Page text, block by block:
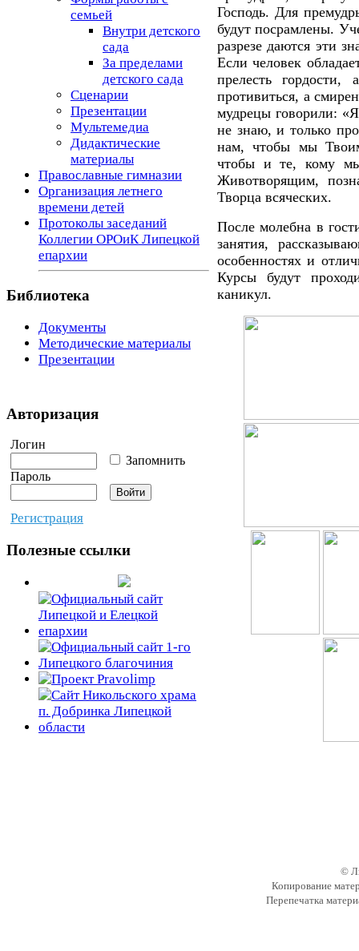
семьей
Внутри детского
сада
За пределами
детского сада
Сценарии
Презентации
Мультемедиа
Дидактические
материалы
Православные гимназии
Организация летнего
времени детей
Протоколы заседаний
Коллегии ОРОиК Липецкой
епархии
Библиотека
Документы
Методические материалы
Презентации
Авторизация
Логин
Запомнить
Пароль
Регистрация
Полезные ссылки
Господь. Для
будут посрамлены.
разрезе даются эти
Если человек
прелесть
противиться, а
мудрецы говорили:
не знаю, и только
нам, чтобы мы
чтобы и те, кому
Животворящим,
Творца всяческих.
После молебна в
занятия,
особенностях и
Курсы будут
каникул.
©
Копирование
Перепечатка